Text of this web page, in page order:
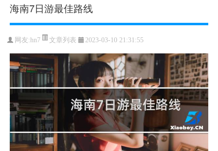
海南7日游最佳路线
网友:hn7 文章列表 2023-03-10 21:31:55